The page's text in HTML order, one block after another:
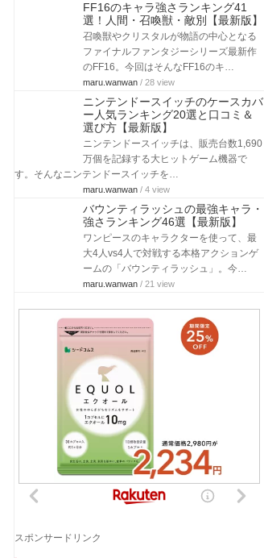
FF16のキャラ強さランキング41
選！人間・召喚獣・敵別【最新版】
召喚獣やクリスタルが物語の中心となる
ファイナルファンタジーシリーズ最新作
のFF16。今回はそんなFF16のキ…
maru.wanwan / 28 view
ニンテンドースイッチのケースカバ
ー人気ランキング20選と口コミ＆
選び方【最新版】
ニンテンドースイッチは、販売台数1,690
万個を記録する大ヒットゲーム機器で
す。そんなニンテンドースイッチを…
maru.wanwan / 4 view
バウンティラッシュの最強キャラ・
強さランキング46選【最新版】
ワンピースのキャラクターを使って、最
大4人vs4人で対戦する本格アクションゲ
ームの「バウンティラッシュ」。今…
maru.wanwan / 21 view
スポンサードリンク